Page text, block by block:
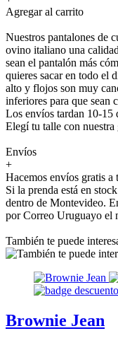
Agregar al carrito
Nuestros pantalones de
ovino italiano una
sean el pantalón más
quieres sacar en todo el
alto y flojos son muy
inferiores para que sean
Los envíos tardan 10-15
Elegí tu talle con nuestra
Envíos
+
Hacemos envíos gratis a
Si la prenda está en
dentro de Montevideo.
por Correo Uruguayo el
También te puede
Brownie Jean